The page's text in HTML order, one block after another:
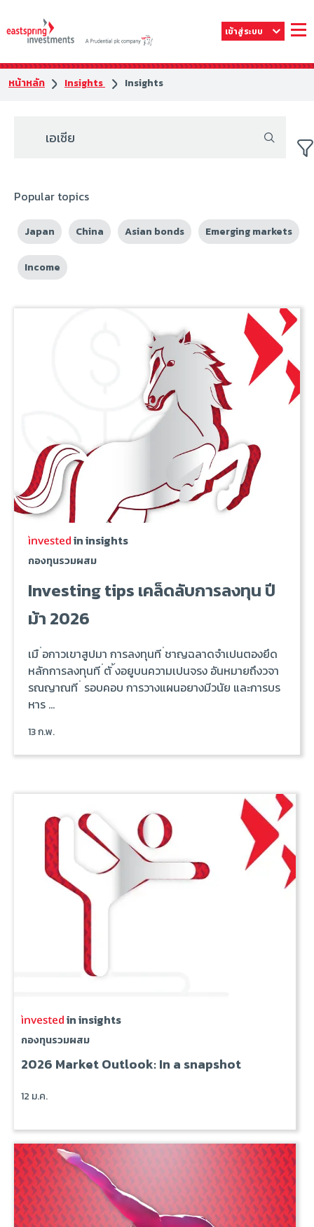
เข้าสู่ระบบ
หน้าหลัก Insights Insights
Popular topics
Japan China Asian bonds Emerging markets
Income
in insights
กองทุนรวมผสม
Investing tips เคล็ดลับการลงทุน ปี
ม้า 2026
เมื ่อกาวเขาสูปมา การลงทุนที ่ชาญฉลาดจำเปนตองยึด
หลักการลงทุนที ่ตั ้งอยูบนความเปนจรง อันหมายถึงวจา
รณญาณที ่ รอบคอบ การวางแผนอยางมีวนัย และการบร
หาร ...
13 ก.พ.
in insights
กองทุนรวมผสม
2026 Market Outlook: In a snapshot
12 ม.ค.